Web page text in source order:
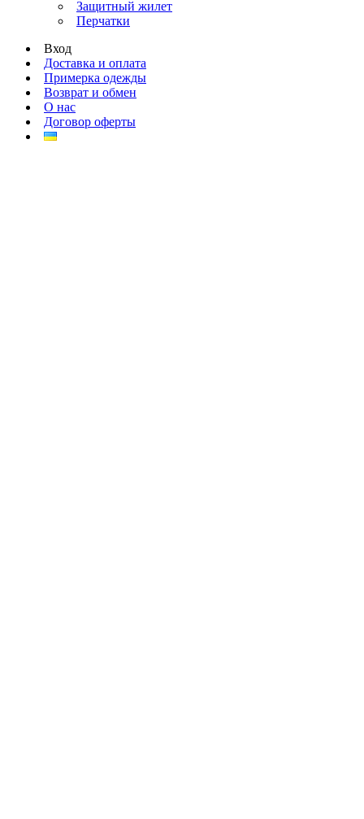
Защитный жилет
Перчатки
Вход
Доставка и оплата
Примерка одежды
Возврат и обмен
О нас
Договор оферты